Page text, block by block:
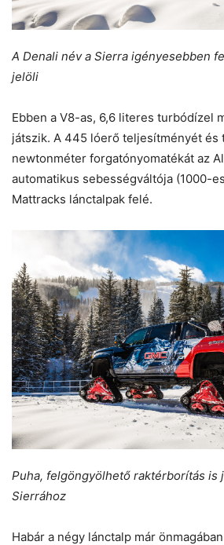
A Denali név a Sierra igényesebben
jelöli
Ebben a V8-as, 6,6 literes turbódízel
játszik. A 445 lóerő teljesítményét és
newtonméter forgatónyomatékát az
automatikus sebességváltója (1000-
Mattracks lánctalpak felé.
Puha, felgöngyölhető raktérborítás is
Sierrához
Habár a négy lánctalp már